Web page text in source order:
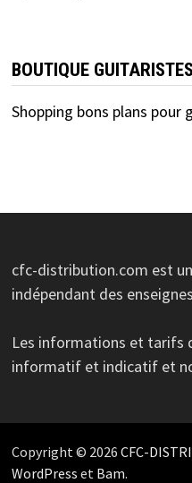
BOUTIQUE GUITARISTES
Shopping bons plans pour
cfc-distribution.com est
indépendant des
Les informations et tarifs
informatif et indicatif et
Copyright © 2026 CFC-
WordPress et Bam.